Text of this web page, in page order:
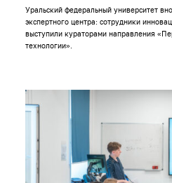
Уральский федеральный университет
экспертного центра: сотрудники
выступили кураторами направления
технологии».